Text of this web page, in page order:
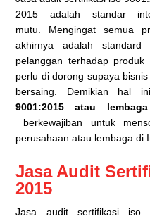
2015 adalah standar
mutu. Mengingat semua
akhirnya adalah
pelanggan terhadap
perlu di dorong supaya
bersaing. Demikian hal
9001:2015 atau
berkewajiban untuk
perusahaan atau lembaga di
Jasa Audit
2015
Jasa audit sertifikasi iso